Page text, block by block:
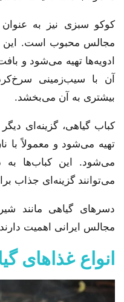
کوکو سبزی نیز به
مجالس محبوب است. این
ادویه‌ها تهیه می‌شود و
آن با سیب‌زمینی
بیشتری به آن می‌بخشد.
کباب گیاهی، گزینه‌ای
تهیه می‌شود و معمولاً با
می‌شود. این کباب‌ها
می‌توانند گزینه‌ای جذاب
دسرهای گیاهی مانند
مجالس ایرانی اهمیت
انواع غذاهای